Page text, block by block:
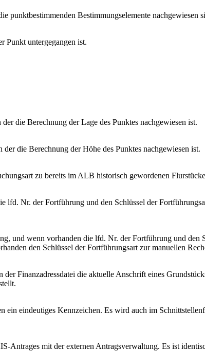
punktbestimmenden Bestimmungselemente nachgewiesen
Punkt untergegangen ist.
die Berechnung der Lage des Punktes nachgewiesen ist.
die Berechnung der Höhe des Punktes nachgewiesen ist.
zu bereits im ALB historisch gewordenen
lfd. Nr. der Fortführung und den Schlüssel der
und wenn vorhanden die lfd. Nr. der Fortführung und den
den Schlüssel der Fortführungsart zur manuellen
Finanzadressdatei die aktuelle Anschrift eines
eindeutiges Kennzeichen. Es wird auch im
Antrages mit der externen Antragsverwaltung. Es ist